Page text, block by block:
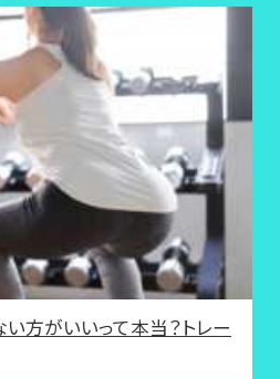
い方がいいって本当？トレー